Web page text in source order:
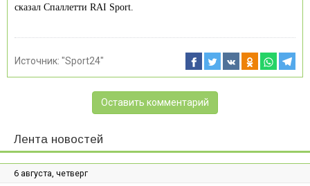
сказал Спаллетти RAI Sport.
Источник: "Sport24"
Оставить комментарий
Лента новостей
6 августа, четверг